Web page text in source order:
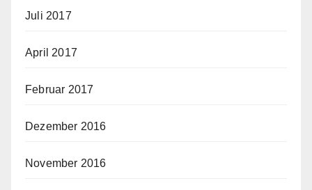
Juli 2017
April 2017
Februar 2017
Dezember 2016
November 2016